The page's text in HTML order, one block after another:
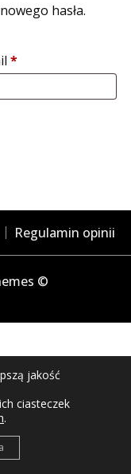
hasła.
*Wymagane
Regulamin opinii
©
jakość
ciasteczek
.